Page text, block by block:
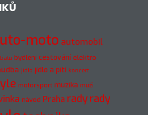
moto automobil
bydlení cestování elektro
jídlo jídlo a pití koncert
motorsport muzika muži
návod Praha radyrady